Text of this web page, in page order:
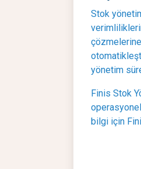
Stok
yönetim
Finis Stok
bilgi için